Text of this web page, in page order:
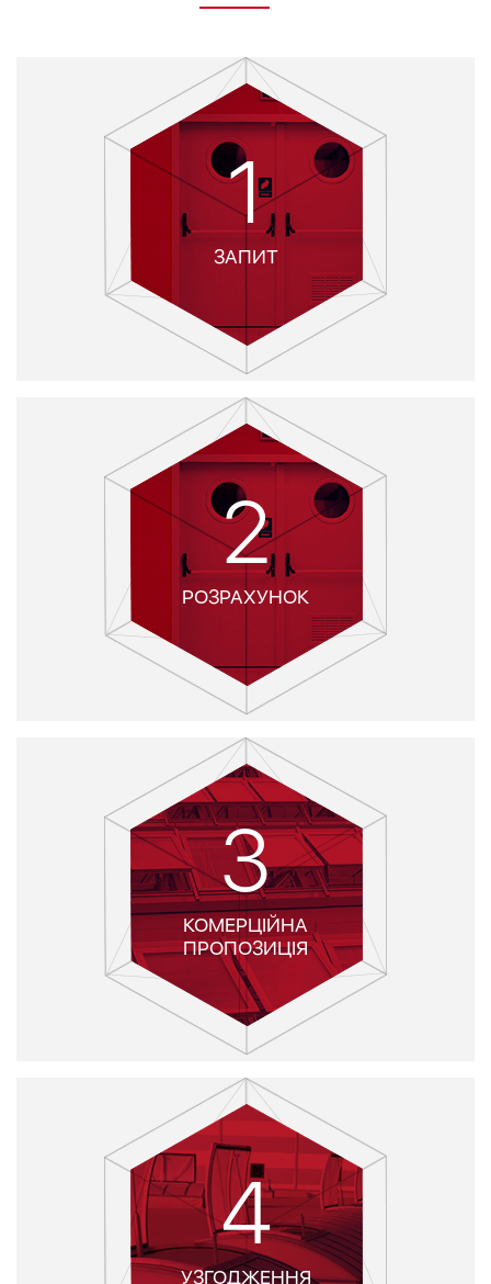
1
ЗАПИТ
2
РОЗРАХУНОК
3
КОМЕРЦІЙНА
ПРОПОЗИЦІЯ
4
УЗГОДЖЕННЯ